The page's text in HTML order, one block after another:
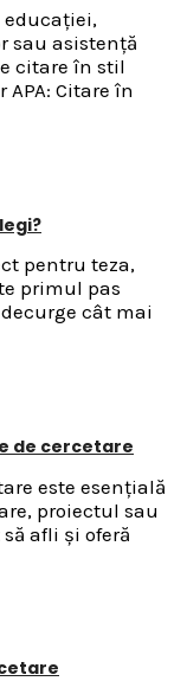
sau asistență
citare în stil
APA: Citare în
pentru teza,
primul pas
cât mai
de cercetare
este esențială
proiectul sau
afli și oferă